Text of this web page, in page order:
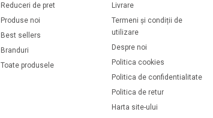
Reduceri de pret
Produse noi
Best sellers
Branduri
Toate produsele
Livrare
Termeni și condiții de
utilizare
Despre noi
Politica cookies
Politica de confidentialitate
Politica de retur
Harta site-ului